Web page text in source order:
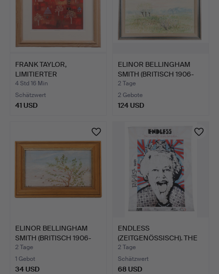
FRANK TAYLOR,
LIMITIERTER
KUNSTDRUCK "RAJA…
4 Std 16 Min
Schätzwert
41 USD
ELINOR BELLINGHAM
SMITH (BRITISCH 1906-
198…
2 Tage
2 Gebote
124 USD
ELINOR BELLINGHAM
SMITH (BRITISCH 1906-
198…
2 Tage
1 Gebot
34 USD
ENDLESS
(ZEITGENÖSSISCH). THE
QUEEN & CULT…
2 Tage
Schätzwert
68 USD